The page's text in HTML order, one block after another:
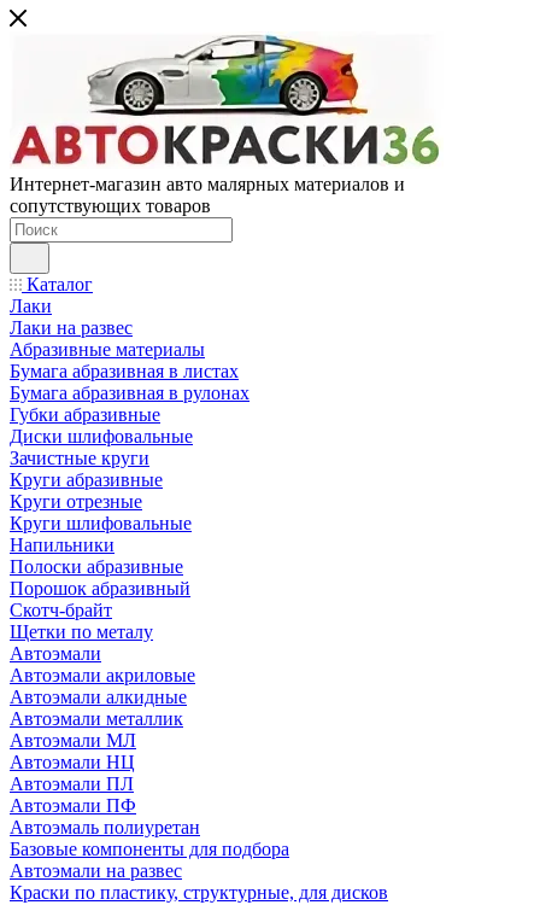
Интернет-магазин авто малярных материалов и
сопутствующих товаров
Каталог
Лаки
Лаки на развес
Абразивные материалы
Бумага абразивная в листах
Бумага абразивная в рулонах
Губки абразивные
Диски шлифовальные
Зачистные круги
Круги абразивные
Круги отрезные
Круги шлифовальные
Напильники
Полоски абразивные
Порошок абразивный
Скотч-брайт
Щетки по металу
Автоэмали
Автоэмали акриловые
Автоэмали алкидные
Автоэмали металлик
Автоэмали МЛ
Автоэмали НЦ
Автоэмали ПЛ
Автоэмали ПФ
Автоэмаль полиуретан
Базовые компоненты для подбора
Автоэмали на развес
Краски по пластику, структурные, для дисков